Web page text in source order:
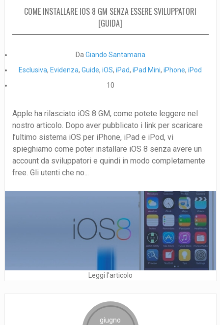
COME INSTALLARE IOS 8 GM SENZA ESSERE SVILUPPATORI
[GUIDA]
Da Giando Santamaria
Esclusiva, Evidenza,Guide,iOS,iPad,iPad Mini,iPhone,iPod
10
Apple ha rilasciato iOS 8 GM, come potete leggere nel
nostro articolo. Dopo aver pubblicato i link per scaricare
l’ultimo sistema iOS per iPhone, iPad e iPod, vi
spieghiamo come poter installare iOS 8 senza avere un
account da sviluppatori e quindi in modo completamente
free. Gli utenti che no...
Leggi l'articolo
giugno